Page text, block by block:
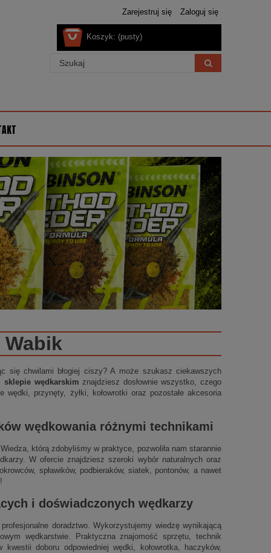
Zarejestruj się Zaloguj się
Koszyk: (pusty)
Wabik
się chwilami błogiej ciszy? A może szukasz ciekawszych
sklepie wędkarskim znajdziesz dosłownie wszystko, czego
przynęty, żyłki, kołowrotki oraz pozostałe akcesoria
wędkowania różnymi technikami
którą zdobyliśmy w praktyce, pozwoliła nam starannie
W ofercie znajdziesz szeroki wybór naturalnych oraz
spławików, podbieraków, siatek, pontonów, a nawet
i doświadczonych wędkarzy
doradztwo. Wykorzystujemy wiedzę wynikającą
wędkarstwie. Praktyczna znajomość sprzętu, technik
doboru odpowiedniej wędki, kołowrotka, haczyków,